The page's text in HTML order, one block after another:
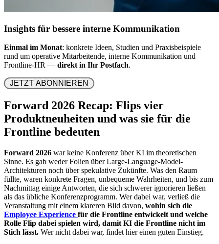
Insights für bessere interne Kommunikation
Einmal im Monat: konkrete Ideen, Studien und Praxisbeispiele
rund um operative Mitarbeitende, interne Kommunikation und
Frontline-HR — direkt in Ihr Postfach.
Forward 2026 Recap: Flips vier
Produktneuheiten und was sie für die
Frontline bedeuten
Forward 2026 war keine Konferenz über KI im theoretischen
Sinne. Es gab weder Folien über Large-Language-Model-
Architekturen noch über spekulative Zukünfte. Was den Raum
füllte, waren konkrete Fragen, unbequeme Wahrheiten, und bis zum
Nachmittag einige Antworten, die sich schwerer ignorieren ließen
als das übliche Konferenzprogramm. Wer dabei war, verließ die
Veranstaltung mit einem klareren Bild davon, wohin sich die
Employee Experience für die Frontline entwickelt und welche
Rolle Flip dabei spielen wird, damit KI die Frontline nicht im
Stich lässt. Wer nicht dabei war, findet hier einen guten Einstieg.